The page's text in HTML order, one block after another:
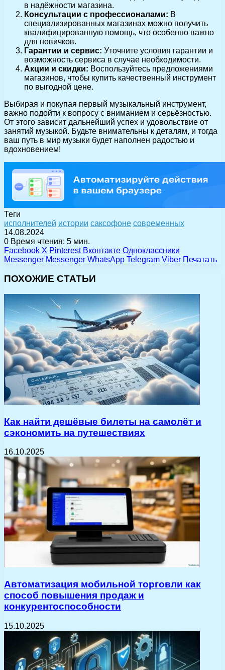
в надёжности магазина.
Консультации с профессионалами: В
специализированных магазинах можно получить
квалифицированную помощь, что особенно важно
для новичков.
Гарантии и сервис: Уточните условия гарантии и
возможность сервиса в случае необходимости.
Акции и скидки: Воспользуйтесь предложениями
магазинов, чтобы купить качественный инструмент
по выгодной цене.
Выбирая и покупая первый музыкальный инструмент,
важно подойти к вопросу с вниманием и серьёзностью.
От этого зависит дальнейший успех и удовольствие от
занятий музыкой. Будьте внимательны к деталям, и тогда
ваш путь в мир музыки будет наполнен радостью и
вдохновением!
Теги
исполнителей истории саксофоне современных
14.08.2024
0 Время чтения: 5 мин.
Facebook X Pinterest Вконтакте Одноклассники
Messenger Messenger WhatsApp Telegram Viber Печатать
ПОХОЖИЕ СТАТЬИ
Как найти дешёвые билеты на самолёт и
сэкономить на путешествиях
16.10.2025
Автоматизация мобильной торговли как
способ повышения продаж и
конкурентоспособности
15.10.2025